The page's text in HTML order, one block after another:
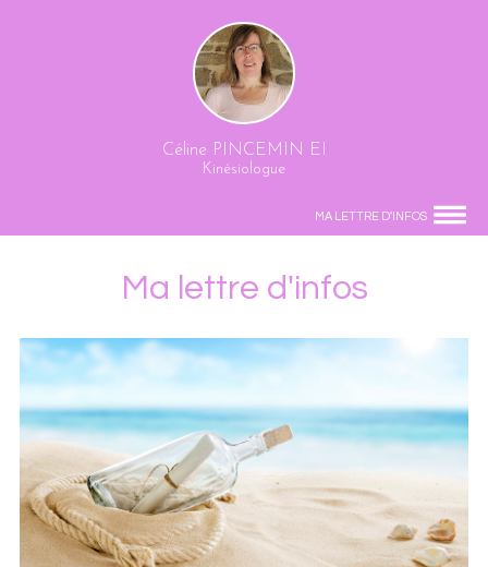
Céline PINCEMIN EI
Kinésiologue
MA LETTRE D'INFOS
Ma lettre d'infos